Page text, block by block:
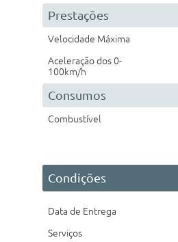
Prestações
Velocidade Máxima
Aceleração dos 0-
100km/h
Consumos
Combustível
Condições
Data de Entrega
Serviços